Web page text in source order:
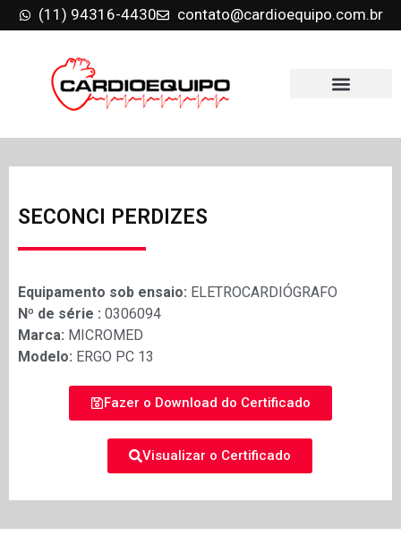
(11) 94316-4430 contato@cardioequipo.com.br
SECONCI PERDIZES
Equipamento sob ensaio: ELETROCARDIÓGRAFO
Nº de série : 0306094
Marca: MICROMED
Modelo: ERGO PC 13
Fazer o Download do Certificado
Visualizar o Certificado